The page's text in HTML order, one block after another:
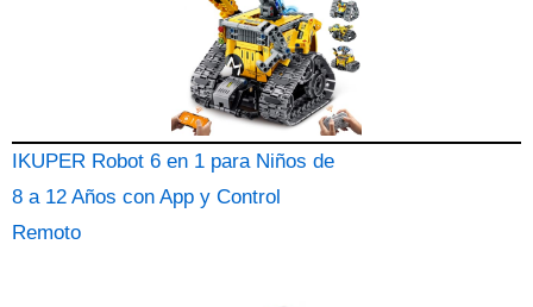
IKUPER Robot 6 en 1 para Niños de
8 a 12 Años con App y Control
Remoto